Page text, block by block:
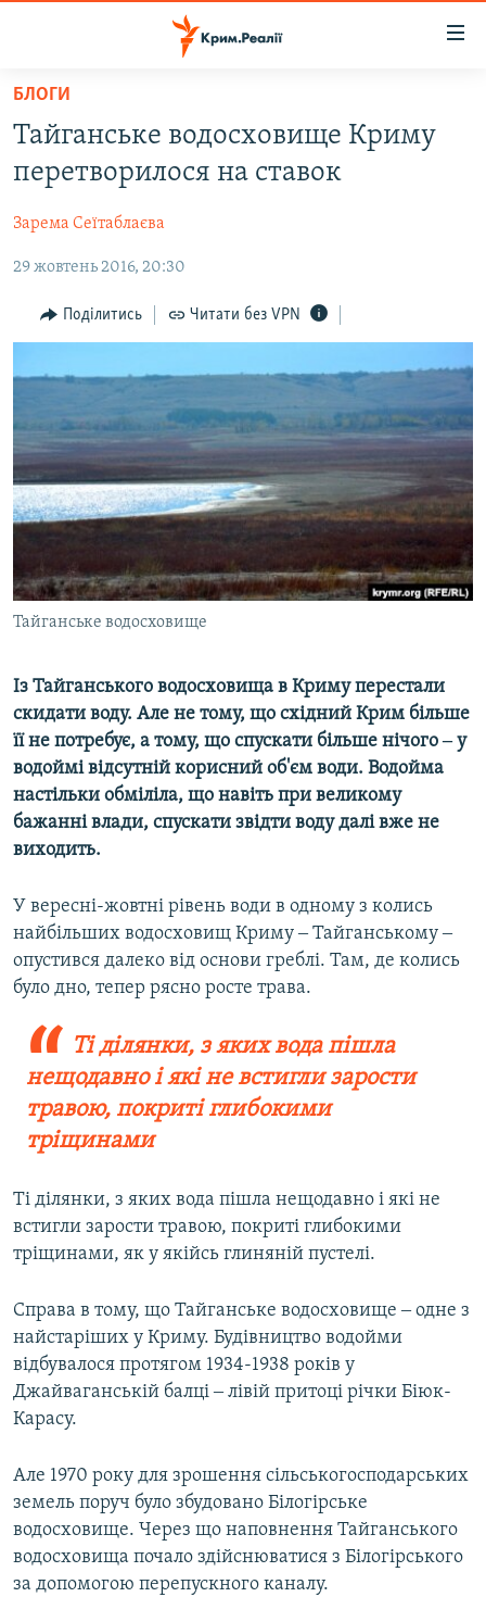
Перейти
основного
матеріалу
Перейти
до
навігації
Перейти
ВІДЕО ТА ФОТО
ПОЛІТИКА
БЛОГИ
ПОГЛЯД
ВСЕ ЗА ДЕНЬ
СПЕЦПРОЕКТИ
ДЕПОРТАЦІЯ
ВІДЕОУРОКИ «ELIFBE»
УКРАЇНСЬКА ПРОБЛЕМА КРИМУ
ІНФОГРАФІКА
ЯК ОБІЙТИ БЛОКУВАННЯ
Русский
Qırımtatar
ДОЛУЧАЙСЯ!
Усі сайти RFE/RL
БЛОГИ
Тайганське водосховище Криму
перетворилося на ставок
Зарема Сеїтаблаєва
29 жовтень 2016, 20:30
Поділитись Читати без VPN
Тайганське водосховище
Із Тайганського водосховища в Криму перестали
скидати воду. Але не тому, що східний Крим більше
її не потребує, а тому, що спускати більше нічого ‒ у
водоймі відсутній корисний об'єм води. Водойма
настільки обміліла, що навіть при великому
бажанні влади, спускати звідти воду далі вже не
виходить.
У вересні-жовтні рівень води в одному з колись
найбільших водосховищ Криму ‒ Тайганському ‒
опустився далеко від основи греблі. Там, де колись
було дно, тепер рясно росте трава.
Ті ділянки, з яких вода пішла
нещодавно і які не встигли зарости
травою, покриті глибокими
тріщинами
Ті ділянки, з яких вода пішла нещодавно і які не
встигли зарости травою, покриті глибокими
тріщинами, як у якійсь глиняній пустелі.
Справа в тому, що Тайганське водосховище ‒ одне з
найстаріших у Криму. Будівництво водойми
відбувалося протягом 1934-1938 років у
Джайваганській балці ‒ лівій притоці річки Біюк-
Карасу.
Але 1970 року для зрошення сільськогосподарських
земель поруч було збудовано Білогірське
водосховище. Через що наповнення Тайганського
водосховища почало здійснюватися з Білогірського
за допомогою перепускного каналу.